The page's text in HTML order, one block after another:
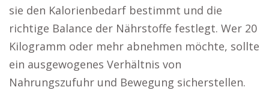
sie den Kalorienbedarf bestimmt und die
richtige Balance der Nährstoffe festlegt. Wer 20
Kilogramm oder mehr abnehmen möchte, sollte
ein ausgewogenes Verhältnis von
Nahrungszufuhr und Bewegung sicherstellen.